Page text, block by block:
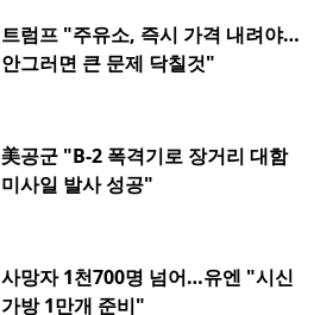
트럼프 "주유소, 즉시 가격 내려야…
안그러면 큰 문제 닥칠것"
美공군 "B-2 폭격기로 장거리 대함
미사일 발사 성공"
사망자 1천700명 넘어…유엔 "시신
가방 1만개 준비"